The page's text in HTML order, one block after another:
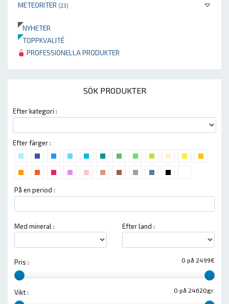
METEORITER (23)
NYHETER
TOPPKVALITÉ
PROFESSIONELLA PRODUKTER
SÖK PRODUKTER
Efter kategori :
Efter färger :
På en period :
Med mineral : Efter land :
0 på 2499€
Pris :
0 på 24620gr.
Vikt :